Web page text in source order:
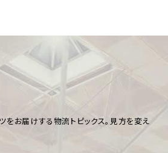
お届けする物流トピックス。見方を変え